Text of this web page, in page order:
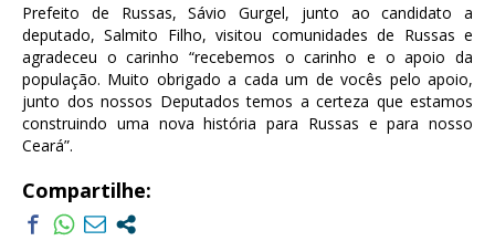
Prefeito de Russas, Sávio Gurgel, junto ao candidato a
deputado, Salmito Filho, visitou comunidades de Russas e
agradeceu o carinho “recebemos o carinho e o apoio da
população. Muito obrigado a cada um de vocês pelo apoio,
junto dos nossos Deputados temos a certeza que estamos
construindo uma nova história para Russas e para nosso
Ceará”.
Compartilhe: